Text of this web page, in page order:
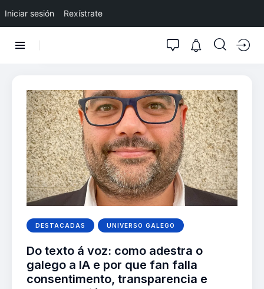
Iniciar sesión Rexístrate
DESTACADAS UNIVERSO GALEGO
Do texto á voz: como adestra o
galego a IA e por que fan falla
consentimento, transparencia e